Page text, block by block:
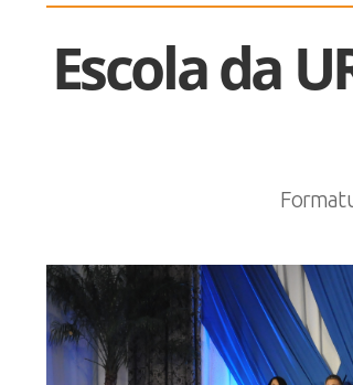
Escola da